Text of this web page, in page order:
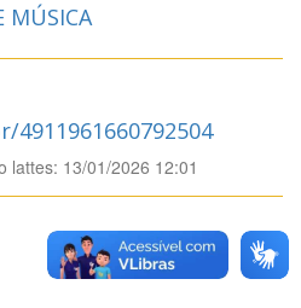
MÚSICA
lattes: 13/01/2026 12:01